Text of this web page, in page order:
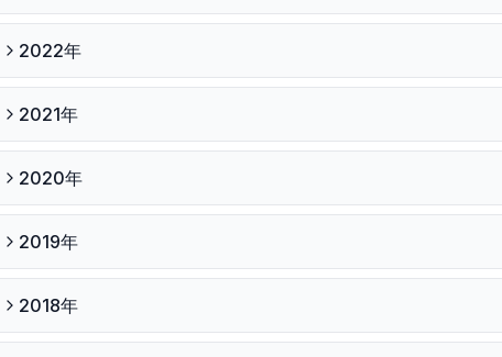
2022年
2021年
2020年
2019年
2018年